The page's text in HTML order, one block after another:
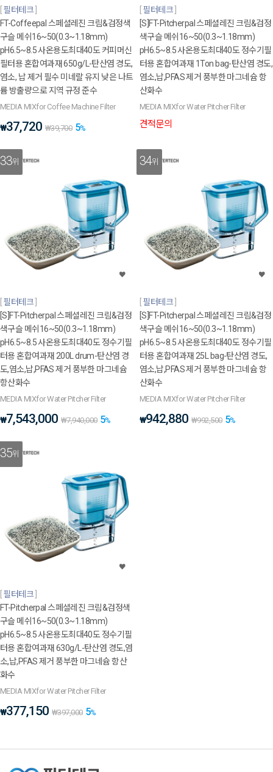
필터테크
FT-Coffeepal 스페셜레진 크림&검정색
구슬 메쉬16~50(0.3~1.18mm)
pH6.5~8.5 사온용도최대40도 커피머신
필터용 혼합여과재 650g/L-탄산염 경도,
염소, 납 제거 필수 미네랄 유지 낮은 나트
륨 방출량으로 지역 규정 준수
MEDIA MIXfor Coffee Machine Filter
₩37,720 ₩39,700 5%
필터테크
[S]FT-Pitcherpal 스페셜레진 크림&검정
색구슬 메쉬16~50(0.3~1.18mm)
pH6.5~8.5 사온용도최대40도 정수기필
터용 혼합여과재 1Ton bag-탄산염 경도,
염소,납,PFAS 제거 풍부한 마그네슘 항
산화수
MEDIA MIXfor Water Pitcher Filter
견적문의
33위
필터테크
[S]FT-Pitcherpal 스페셜레진 크림&검정
색구슬 메쉬16~50(0.3~1.18mm)
pH6.5~8.5 사온용도최대40도 정수기필
터용 혼합여과재 200L drum-탄산염 경
도,염소,납,PFAS 제거 풍부한 마그네슘
항산화수
MEDIA MIXfor Water Pitcher Filter
₩7,543,000 ₩7,940,000 5%
34위
필터테크
[S]FT-Pitcherpal 스페셜레진 크림&검정
색구슬 메쉬16~50(0.3~1.18mm)
pH6.5~8.5 사온용도최대40도 정수기필
터용 혼합여과재 25L bag-탄산염 경도,
염소,납,PFAS 제거 풍부한 마그네슘 항
산화수
MEDIA MIXfor Water Pitcher Filter
₩942,880 ₩992,500 5%
35위
필터테크
FT-Pitcherpal 스페셜레진 크림&검정색
구슬 메쉬16~50(0.3~1.18mm)
pH6.5~8.5 사온용도최대40도 정수기필
터용 혼합여과재 630g/L-탄산염 경도,염
소,납,PFAS 제거 풍부한 마그네슘 항산
화수
MEDIA MIXfor Water Pitcher Filter
₩377,150 ₩397,000 5%